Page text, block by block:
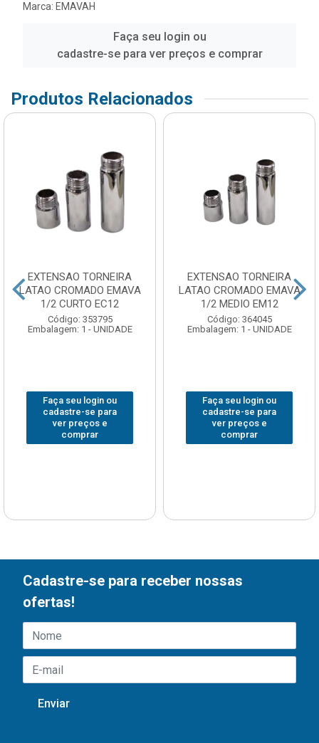
Marca: EMAVAH
Faça seu login ou
cadastre-se para ver preços e comprar
Produtos Relacionados
EXTENSAO TORNEIRA
LATAO CROMADO EMAVA
1/2 CURTO EC12
Código: 353795
Embalagem: 1 - UNIDADE
Faça seu login ou
cadastre-se para
ver preços e
comprar
EXTENSAO TORNEIRA
LATAO CROMADO EMAVA
1/2 MEDIO EM12
Código: 364045
Embalagem: 1 - UNIDADE
Faça seu login ou
cadastre-se para
ver preços e
comprar
Cadastre-se para receber nossas
ofertas!